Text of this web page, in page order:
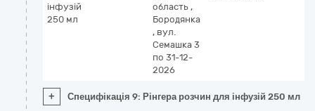
інфузій
250 мл
область ,
Бородянка
, вул.
Семашка 3
по 31-12-
2026
+ Специфікація 9: Рінгера розчин для інфузій 250 мл